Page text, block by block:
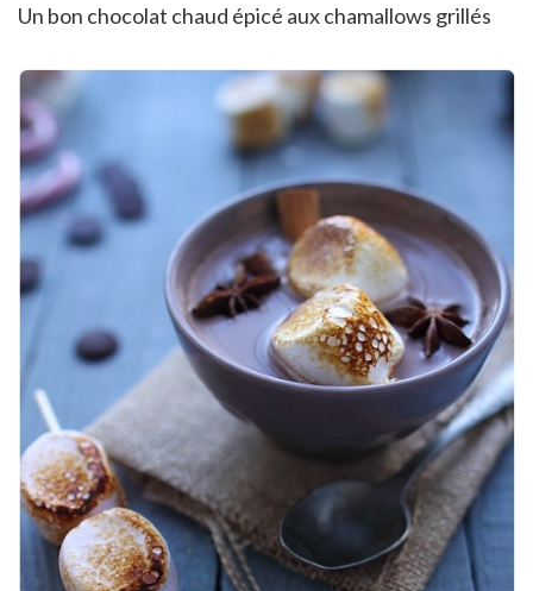
Un bon chocolat chaud épicé aux chamallows grillés